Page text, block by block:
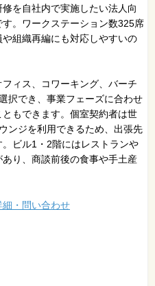
を自社内で実施したい法人向
。ワークステーション数325席
組織再編にも対応しやすいの
ィス、コワーキング、バーチ
択でき、事業フェーズに合わせ
もできます。個室契約者は世
ンジを利用できるため、出張先
ビル1・2階にはレストランや
り、商談前後の食事や手土産
細・問い合わせ